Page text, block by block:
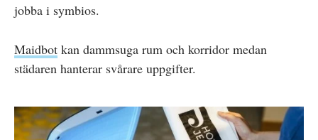
jobba i symbios.
Maidbot kan dammsuga rum och korridor medan
städaren hanterar svårare uppgifter.